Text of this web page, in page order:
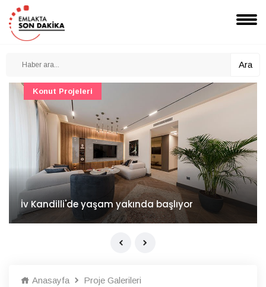
Ara
İv Kandilli'de yaşam yakında başlıyor
Konut Projeleri
Anasayfa
Proje Galerileri